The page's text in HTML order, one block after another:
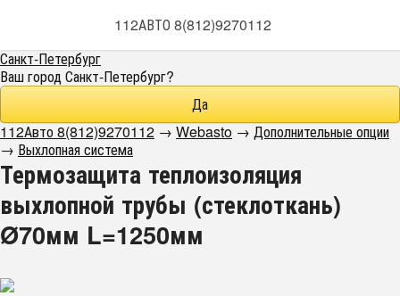
112АВТО 8(812)9270112
Санкт-Петербург
Ваш городСанкт-Петербург?
112Авто 8(812)9270112 → Webasto → Дополнительные опции
→ Выхлопная система
Термозащита теплоизоляция
выхлопной трубы (стеклоткань)
Ø70мм L=1250мм